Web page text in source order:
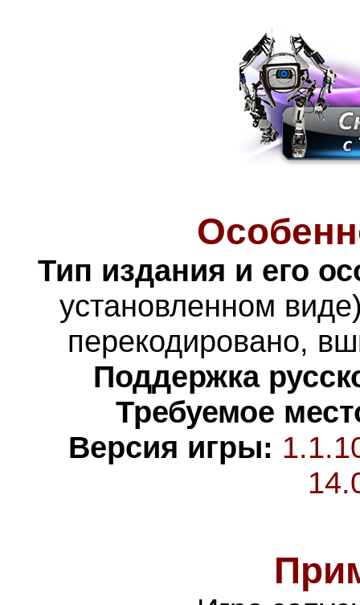
Тип издания и его
установленном
перекодировано,
Поддержка
Требуемое
Версия игры: